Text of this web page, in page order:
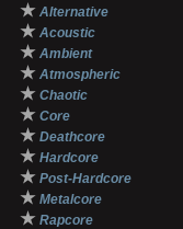
★ Alternative
★ Acoustic
★ Ambient
★ Atmospheric
★ Chaotic
★ Core
★ Deathcore
★ Hardcore
★ Post-Hardcore
★ Metalcore
★ Rapcore